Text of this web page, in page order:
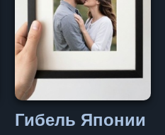
Гибель Японии